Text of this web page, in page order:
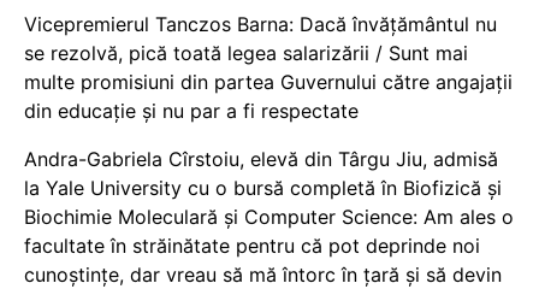
Vicepremierul Tanczos Barna: Dacă învățământul nu
se rezolvă, pică toată legea salarizării / Sunt mai
multe promisiuni din partea Guvernului către angajații
din educație și nu par a fi respectate
Andra-Gabriela Cîrstoiu, elevă din Târgu Jiu, admisă
la Yale University cu o bursă completă în Biofizică și
Biochimie Moleculară și Computer Science: Am ales o
facultate în străinătate pentru că pot deprinde noi
cunoștințe, dar vreau să mă întorc în țară și să devin